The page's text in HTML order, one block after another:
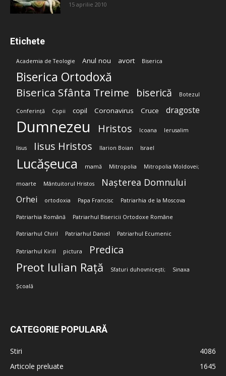
15 aprilie 2010
Etichete
Academia de Teologie Anul nou avort Biserica
Biserica Ortodoxă
Biserica Sfânta Treime biserică Botezul
Conferință Copii copil Coronavirus Cruce dragoste
Dumnezeu Hristos Icoana Ierusalim
Iisus Iisus Hristos Ilarion Boian Israel
Lucășeuca mamă Mitropolia Mitropolia Moldovei;
moarte Mântuitorul Hristos Nașterea Domnului
Orhei ortodoxia Papa Francisc Patriarhia de la Moscova
Patriarhia Română Patriarhul Bisericii Ortodoxe Române
Patriarhul Chiril Patriarhul Daniel Patriarhul Ecumenic
Patriarhul Kirill pictura Predica
Preot Iulian Rață Sfaturi duhovnicești; Sinaxa
Școală
CATEGORIE POPULARĂ
Stiri
4086
Articole preluate
1645